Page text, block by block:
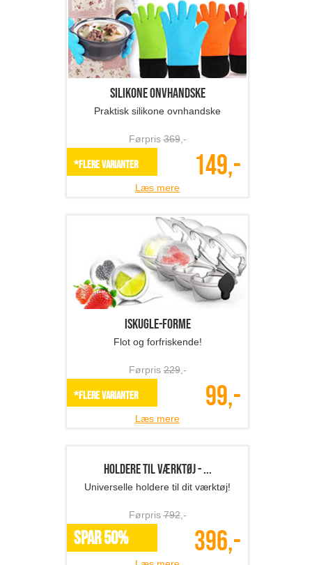
Silikone onvhandske
Praktisk silikone ovnhandske
Førpris369,-
*Flere varianter 149,-
Læs mere
Iskugle-forme
Flot og forfriskende!
Førpris229,-
*Flere varianter 99,-
Læs mere
Holdere til værktøj - ...